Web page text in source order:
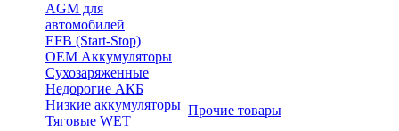
AGM для
автомобилей
EFB (Start-Stop)
OEM Аккумуляторы
Сухозаряженные
Недорогие АКБ
Низкие аккумуляторы
Тяговые WET
Прочие товары